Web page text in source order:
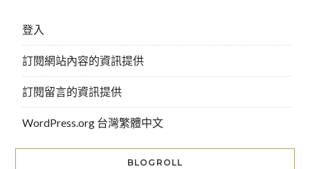
登入
訂閱網站內容的資訊提供
訂閱留言的資訊提供
WordPress.org 台灣繁體中文
BLOGROLL